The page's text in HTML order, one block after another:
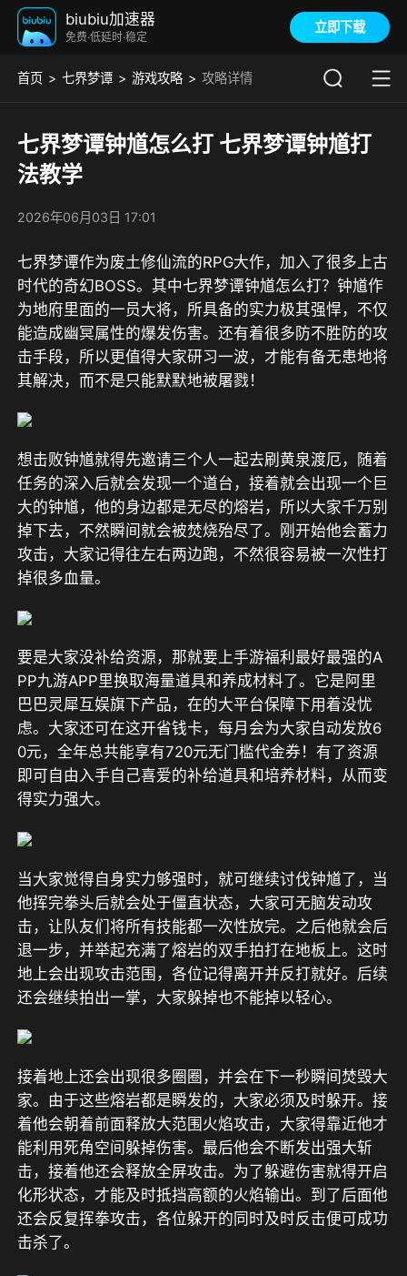
biubiu加速器
免费·低延时·稳定
立即下载
首页 七界梦谭 游戏攻略 攻略详情
七界梦谭钟馗怎么打 七界梦谭钟馗打
法教学
2026年06月03日 17:01
七界梦谭作为废土修仙流的RPG大作，加入了很多上古
时代的奇幻BOSS。其中七界梦谭钟馗怎么打？钟馗作
为地府里面的一员大将，所具备的实力极其强悍，不仅
能造成幽冥属性的爆发伤害。还有着很多防不胜防的攻
击手段，所以更值得大家研习一波，才能有备无患地将
其解决，而不是只能默默地被屠戮！
想击败钟馗就得先邀请三个人一起去刷黄泉渡厄，随着
任务的深入后就会发现一个道台，接着就会出现一个巨
大的钟馗，他的身边都是无尽的熔岩，所以大家千万别
掉下去，不然瞬间就会被焚烧殆尽了。刚开始他会蓄力
攻击，大家记得往左右两边跑，不然很容易被一次性打
掉很多血量。
要是大家没补给资源， 那就要上手游福利最好最强的A
PP九游APP里换取海量道具和养成材料了。它是阿里
巴巴灵犀互娱旗下产品，在的大平台保障下用着没忧
虑。大家还可在这开省钱卡，每月会为大家自动发放6
0元，全年总共能享有720元无门槛代金券！ 有了资源
即可自由入手自己喜爱的补给道具和培养材料，从而变
得实力强大。
当大家觉得自身实力够强时，就可继续讨伐钟馗了，当
他挥完拳头后就会处于僵直状态，大家可无脑发动攻
击，让队友们将所有技能都一次性放完。之后他就会后
退一步，并举起充满了熔岩的双手拍打在地板上。这时
地上会出现攻击范围，各位记得离开并反打就好。后续
还会继续拍出一掌，大家躲掉也不能掉以轻心。
接着地上还会出现很多圈圈，并会在下一秒瞬间焚毁大
家。由于这些熔岩都是瞬发的，大家必须及时躲开。接
着他会朝着前面释放大范围火焰攻击，大家得靠近他才
能利用死角空间躲掉伤害。最后他会不断发出强大斩
击，接着他还会释放全屏攻击。为了躲避伤害就得开启
化形状态，才能及时抵挡高额的火焰输出。到了后面他
还会反复挥拳攻击，各位躲开的同时及时反击便可成功
击杀了。